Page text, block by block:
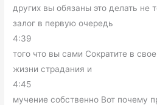
других вы обязаны это делать не
залог в первую очередь
4:39
того что вы сами Сократите в
жизни страдания и
4:45
мучение собственно Вот почему